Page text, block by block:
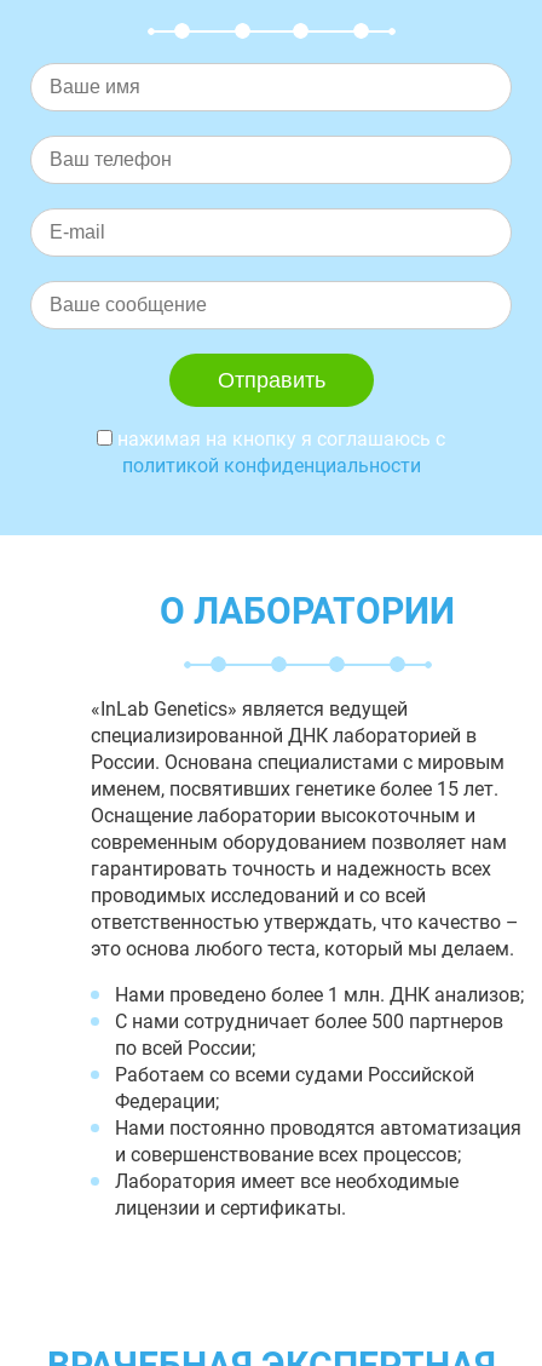
нажимая на кнопку я соглашаюсь с
политикой конфиденциальности
О ЛАБОРАТОРИИ
«InLab Genetics» является ведущей
специализированной ДНК лабораторией в
России. Основана специалистами с мировым
именем, посвятивших генетике более 15 лет.
Оснащение лаборатории высокоточным и
современным оборудованием позволяет нам
гарантировать точность и надежность всех
проводимых исследований и со всей
ответственностью утверждать, что качество –
это основа любого теста, который мы делаем.
Нами проведено более 1 млн. ДНК анализов;
С нами сотрудничает более 500 партнеров
по всей России;
Работаем со всеми судами Российской
Федерации;
Нами постоянно проводятся автоматизация
и совершенствование всех процессов;
Лаборатория имеет все необходимые
лицензии и сертификаты.